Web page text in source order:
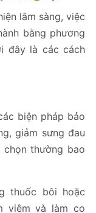
lâm sàng, việc
bằng phương
đây là các cách
biện pháp bảo
giảm sưng đau
thường bao
thuốc bôi hoặc
viêm và làm co